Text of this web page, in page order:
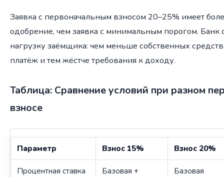
Заявка с первоначальным взносом 20–25% имеет
одобрение, чем заявка с минимальным порогом. Банк
нагрузку заёмщика: чем меньше собственных
платёж и тем жёстче требования к доходу.
Таблица: Сравнение условий при разном
взносе
Параметр Взнос 15% Взнос 20%
Процентная ставка
Базовая +
Базовая